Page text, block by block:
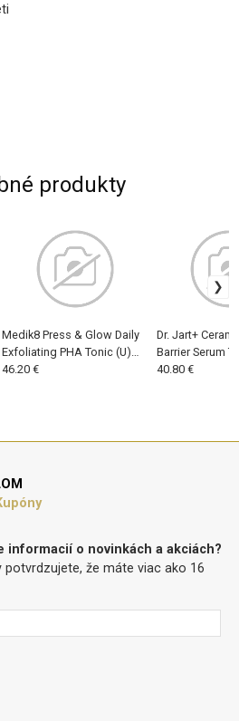
produkty
Medik8 Press & Glow Daily
Exfoliating PHA Tonic (U)
200ml, Pleťová voda a sprej
46.20 €
Dr. Jart+
Barrier Serum
ml, Pleťová
40.80 €
informacií o novinkách a akciách?
potvrdzujete, že máte viac ako 16